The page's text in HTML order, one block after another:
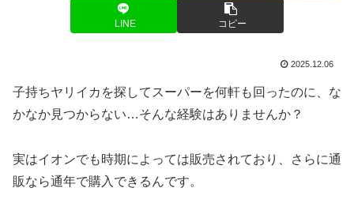
LINE コピー
2025.12.06
子持ちヤリイカを探してスーパーを何軒も回ったのに、な
かなか見つからない…そんな経験はありませんか？
実はイオンでも時期によっては販売されており、さらに通
販なら通年で購入できるんです。